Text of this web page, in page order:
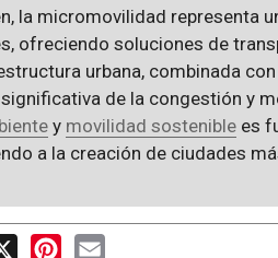
la micromovilidad representa
ofreciendo soluciones de
urbana, combinada
de la congestión y
y movilidad sosteniblees
a la creación de ciudades
X PinterestEmail